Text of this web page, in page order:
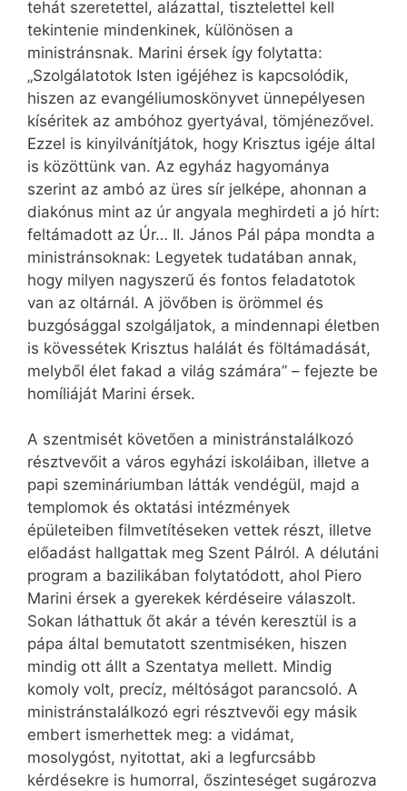
tehát szeretettel, alázattal, tisztelettel kell
tekintenie mindenkinek, különösen a
ministránsnak. Marini érsek így folytatta:
„Szolgálatotok Isten igéjéhez is kapcsolódik,
hiszen az evangéliumoskönyvet ünnepélyesen
kíséritek az ambóhoz gyertyával, tömjénezővel.
Ezzel is kinyilvánítjátok, hogy Krisztus igéje által
is közöttünk van. Az egyház hagyománya
szerint az ambó az üres sír jelképe, ahonnan a
diakónus mint az úr angyala meghirdeti a jó hírt:
feltámadott az Úr… II. János Pál pápa mondta a
ministránsoknak: Legyetek tudatában annak,
hogy milyen nagyszerű és fontos feladatotok
van az oltárnál. A jövőben is örömmel és
buzgósággal szolgáljatok, a mindennapi életben
is kövessétek Krisztus halálát és föltámadását,
melyből élet fakad a világ számára” – fejezte be
homíliáját Marini érsek.
A szentmisét követően a ministránstalálkozó
résztvevőit a város egyházi iskoláiban, illetve a
papi szemináriumban látták vendégül, majd a
templomok és oktatási intézmények
épületeiben filmvetítéseken vettek részt, illetve
előadást hallgattak meg Szent Pálról. A délutáni
program a bazilikában folytatódott, ahol Piero
Marini érsek a gyerekek kérdéseire válaszolt.
Sokan láthattuk őt akár a tévén keresztül is a
pápa által bemutatott szentmiséken, hiszen
mindig ott állt a Szentatya mellett. Mindig
komoly volt, precíz, méltóságot parancsoló. A
ministránstalálkozó egri résztvevői egy másik
embert ismerhettek meg: a vidámat,
mosolygóst, nyitottat, aki a legfurcsább
kérdésekre is humorral, őszinteséget sugározva